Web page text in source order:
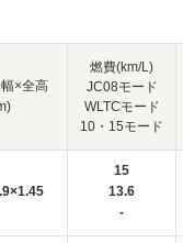
×全高
燃費(km/L)
JC08モード
WLTCモード
10・15モード
15
13.6
-